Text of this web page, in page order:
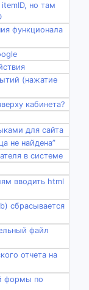
но там
функционала
(нажатие
кабинета?
для сайта
не найдена”
в системе
вводить html
сбрасывается
файл
отчета на
формы по